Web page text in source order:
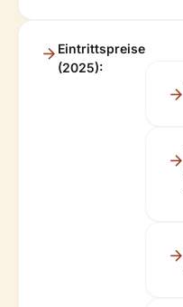
Eintrittspreise
(2025):